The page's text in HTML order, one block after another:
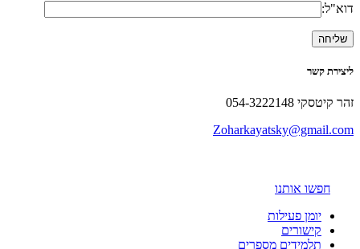
דוא"ל:
ליצירת קשר
זהר קיטסקי 054-3222148
Zoharkayatsky@gmail.com
חפשו אותנו
יומן פעילות
קישורים
תלמידים מספרים